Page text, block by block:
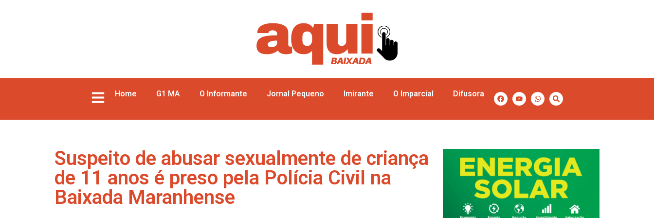
Home G1 MA O Informante Jornal Pequeno Imirante O Imparcial Difusora
Suspeito de abusar sexualmente de criança
de 11 anos é preso pela Polícia Civil na
Baixada Maranhense